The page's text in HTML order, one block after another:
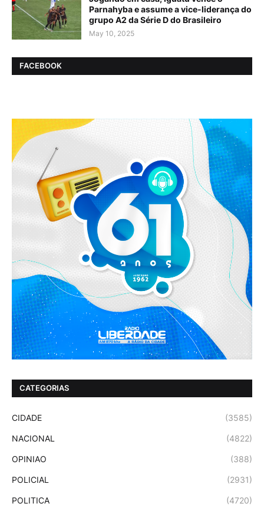
Parnahyba e assume a vice-liderança do
grupo A2 da Série D do Brasileiro
May 10, 2025
FACEBOOK
CATEGORIAS
CIDADE (3585)
NACIONAL (4822)
OPINIAO (388)
POLICIAL (2931)
POLITICA (4720)